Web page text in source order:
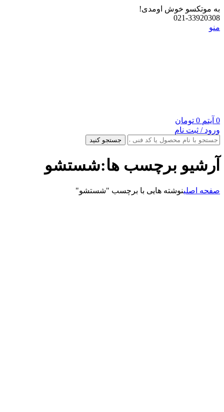
به موتکسو خوش اومدی!
021-33920308
منو
0 آیتم 0 تومان
ورود / ثبت نام
جستجو کنید
آرشیو برچسب ها:شستشو
صفحه اصلینوشته هایی با برچسب "شستشو"